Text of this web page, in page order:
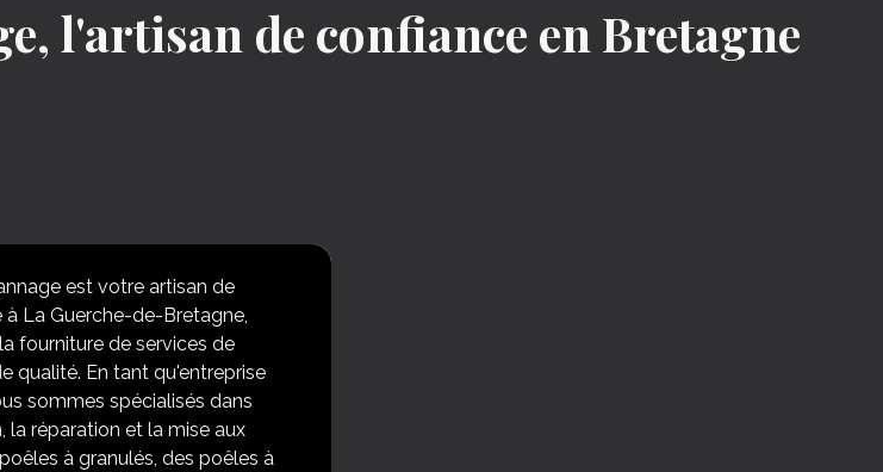
l'artisan de confiance en Bretagne
est votre artisan de
à La Guerche-de-Bretagne,
fourniture de services de
qualité. En tant qu'entreprise
sommes spécialisés dans
la réparation et la mise aux
à granulés, des poêles à